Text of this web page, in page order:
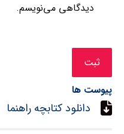
دیدگاهی می‌نویسم.
پیوست ها
دانلود کتابچه راهنما